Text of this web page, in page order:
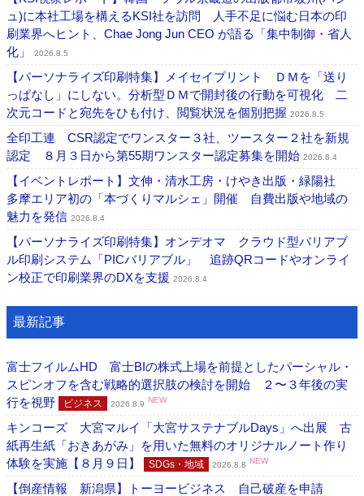
ュ)に本社工場を構えるKSI社を訪問 人手不足に悩む日本の印
刷業界へヒント、Chae Jong Jun CEO が語る「集中制御・省人
化」
2026.8.5
【パーソナライズ印刷特集】メイセイプリント ＤＭを「送り
っぱなし」にしない。分析型ＤＭで開封後の行動を可視化 二
次元コードと宛先をひも付け、閲覧状況を個別把握 2026.8.5
全印工連 CSR認定でワンスター３社、ツースター２社を新規
認定 ８月３日から第55期ワンスター認定募集を開始 2026.8.4
【イベントレポート】文伸・清水工房・けやき出版・緑陽社
多摩エリア初の「本づくりマルシェ」開催 自費出版や地域の
魅力を発信 2026.8.4
【パーソナライズ印刷特集】オンデオマ クラウド型バリアブ
ル印刷システム「PICバリアブル」 追跡QRコードやオンライ
ン校正で印刷業界のDXを支援 2026.8.4
最新記事
富士フイルムHD 富士BIの株式上場を前提としたパーシャル・
スピンオフを含む戦略的選択肢の検討を開始 ２〜３年後の実
行を視野
ビジネス 2026.8.9 NEW
キンコーズ 大宮マルイ「大宮サステナブルDays」へ出展 古
紙再生紙「おきあがみ」を用いた無料のオリジナルノート作り
体験を実施【８月９日】
SDGs・地域 2026.8.8 NEW
【倒産情報 新潟県】トーヨービジネス 自己破産を申請